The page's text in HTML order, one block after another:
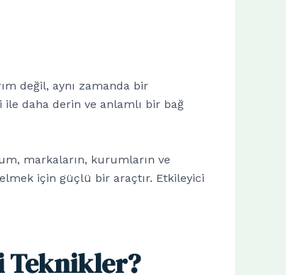
değil, aynı zamanda bir
daha derin ve anlamlı bir bağ
markaların, kurumların ve
için güçlü bir araçtır. Etkileyici
Teknikler?